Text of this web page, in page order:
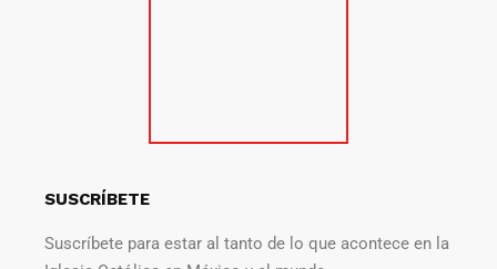
SUSCRÍBETE
Suscríbete para estar al tanto de lo que acontece en la